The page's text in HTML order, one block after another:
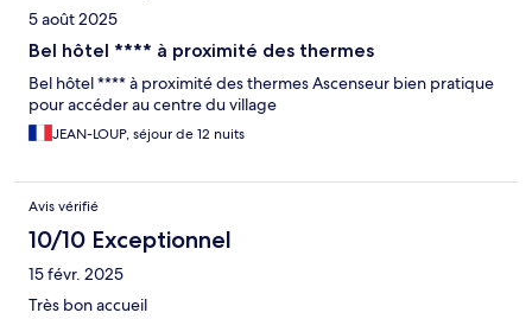
5 août 2025
Bel hôtel **** à proximité des thermes
Bel hôtel **** à proximité des thermes Ascenseur bien pratique
pour accéder au centre du village
JEAN-LOUP, séjour de 12 nuits
Avis vérifié
10/10 Exceptionnel
15 févr. 2025
Très bon accueil